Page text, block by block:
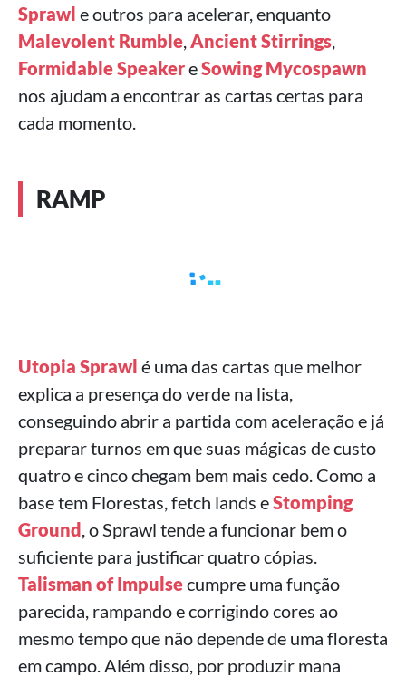
Sprawl e outros para acelerar, enquanto
Malevolent Rumble,Ancient Stirrings,
Formidable SpeakereSowing Mycospawn
nos ajudam a encontrar as cartas certas para
cada momento.
RAMP
Utopia Sprawl é uma das cartas que melhor
explica a presença do verde na lista,
conseguindo abrir a partida com aceleração e já
preparar turnos em que suas mágicas de custo
quatro e cinco chegam bem mais cedo. Como a
base tem Florestas, fetch lands eStomping
Ground, o Sprawl tende a funcionar bem o
suficiente para justificar quatro cópias.
Talisman of Impulsecumpre uma função
parecida, rampando e corrigindo cores ao
mesmo tempo que não depende de uma floresta
em campo. Além disso, por produzir mana